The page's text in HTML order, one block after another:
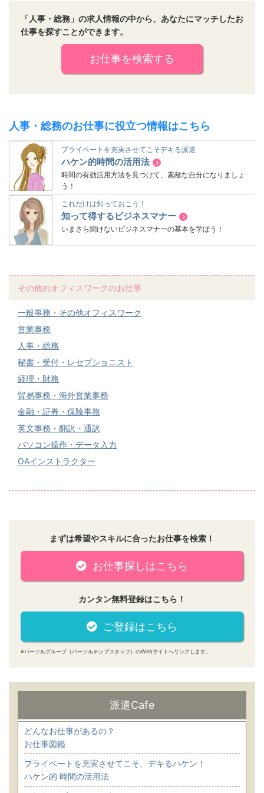
「人事・総務」の求人情報の中から、あなたにマッチしたお
仕事を探すことができます。
お仕事を検索する
人事・総務のお仕事に役立つ情報はこちら
プライベートを充実させてこそデキる派遣
ハケン的時間の活用法
時間の有効活用方法を見つけて、素敵な自分になりましょ
う！
これだけは知っておこう！
知って得するビジネスマナー
いまさら聞けないビジネスマナーの基本を学ぼう！
その他のオフィスワークのお仕事
一般事務・その他オフィスワーク
営業事務
人事・総務
秘書・受付・レセプショニスト
経理・財務
貿易事務・海外営業事務
金融・証券・保険事務
英文事務・翻訳・通訳
パソコン操作・データ入力
OAインストラクター
まずは希望やスキルに合ったお仕事を検索！
お仕事探しはこちら
カンタン無料登録はこちら！
ご登録はこちら
※パーソルグループ（パーソルテンプスタッフ）のWebサイトへリンクします。
派遣Cafe
どんなお仕事があるの？
お仕事図鑑
プライベートを充実させてこそ、デキるハケン！
ハケン的 時間の活用法